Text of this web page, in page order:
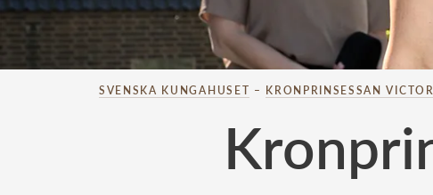
SVENSKA KUNGAHUSET – KRONPRINSESSAN